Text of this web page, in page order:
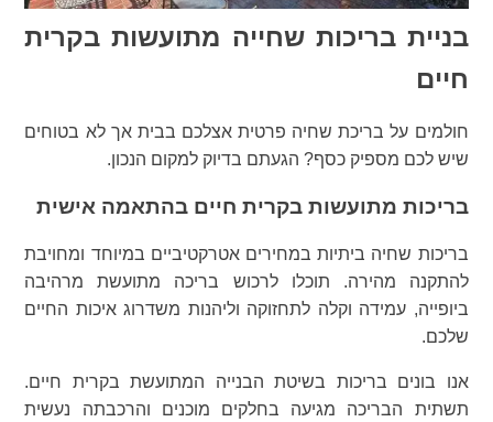
בניית בריכות שחייה מתועשות בקרית
חיים
חולמים על בריכת שחיה פרטית אצלכם בבית אך לא בטוחים
שיש לכם מספיק כסף? הגעתם בדיוק למקום הנכון.
בריכות מתועשות בקרית חיים בהתאמה אישית
בריכות שחיה ביתיות במחירים אטרקטיביים במיוחד ומחויבת
להתקנה מהירה. תוכלו לרכוש בריכה מתועשת מרהיבה
ביופייה, עמידה וקלה לתחזוקה וליהנות משדרוג איכות החיים
שלכם.
אנו בונים בריכות בשיטת הבנייה המתועשת בקרית חיים.
תשתית הבריכה מגיעה בחלקים מוכנים והרכבתה נעשית